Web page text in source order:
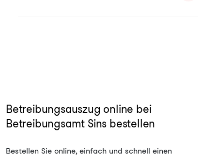
Betreibungsauszug online bei
Betreibungsamt Sins bestellen
Bestellen Sie online, einfach und schnell einen